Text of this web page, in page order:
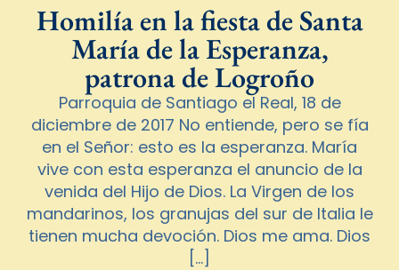
Homilía en la fiesta de Santa
María de la Esperanza,
patrona de Logroño
Parroquia de Santiago el Real, 18 de
diciembre de 2017 No entiende, pero se fía
en el Señor: esto es la esperanza. María
vive con esta esperanza el anuncio de la
venida del Hijo de Dios. La Virgen de los
mandarinos, los granujas del sur de Italia le
tienen mucha devoción. Dios me ama. Dios
[…]